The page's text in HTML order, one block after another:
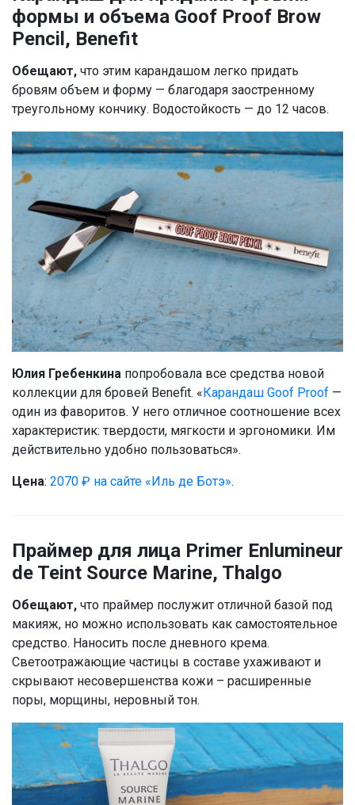
формы и объема Goof Proof Brow
Pencil, Benefit
Обещают, что этим карандашом легко придать
бровям объем и форму — благодаря заостренному
треугольному кончику. Водостойкость — до 12 часов.
Юлия Гребенкина попробовала все средства новой
коллекции для бровей Benefit. « Карандаш Goof Proof —
один из фаворитов. У него отличное соотношение всех
характеристик: твердости, мягкости и эргономики. Им
действительно удобно пользоваться».
Цена: 2070 ₽ на сайте «Иль де Ботэ».
Праймер для лица Primer Enlumineur
de Teint Source Marine, Thalgo
Обещают, что праймер послужит отличной базой под
макияж, но можно использовать как самостоятельное
средство. Наносить после дневного крема.
Светоотражающие частицы в составе ухаживают и
скрывают несовершенства кожи – расширенные
поры, морщины, неровный тон.